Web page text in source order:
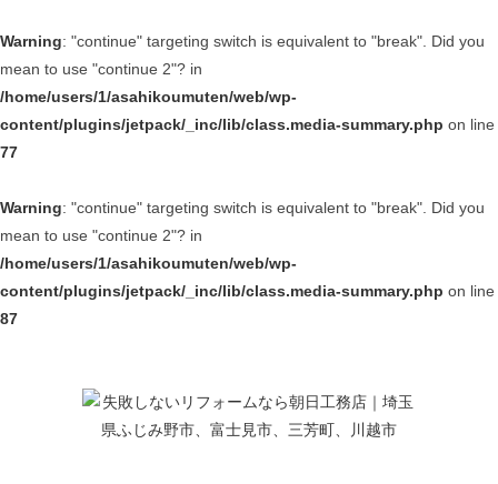
Warning: "continue" targeting switch is equivalent to "break". Did you
mean to use "continue 2"? in
/home/users/1/asahikoumuten/web/wp-
content/plugins/jetpack/_inc/lib/class.media-summary.php on line
77
Warning: "continue" targeting switch is equivalent to "break". Did you
mean to use "continue 2"? in
/home/users/1/asahikoumuten/web/wp-
content/plugins/jetpack/_inc/lib/class.media-summary.php on line
87